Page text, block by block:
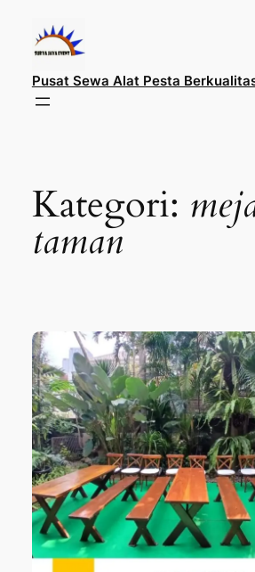
konten
Pusat Sewa Alat Pesta
Kategori:
taman